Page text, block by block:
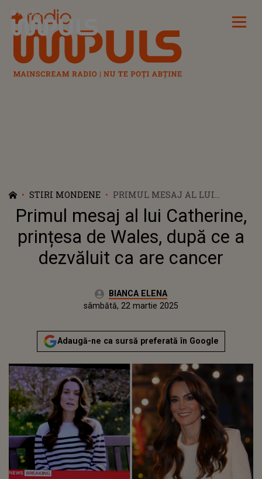
Radio Impuls
STIRI MONDENE
PRIMUL MESAJ AL LUI
CATHERINE, PRINȚESA DE
WALES, DUPĂ CE A DEZVĂLUIT
CA ARE CANCER
Primul mesaj al lui Catherine,
prințesa de Wales, după ce a
dezvăluit ca are cancer
Autor:BIANCA ELENA
vineri, 22 martie 2024Actualizat:
sâmbătă, 22 martie 2025
Adaugă-ne ca sursă preferată în Google